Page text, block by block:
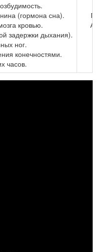
(гормона сна).
кровью.
задержки дыхания).
ног.
конечностями.
часов.